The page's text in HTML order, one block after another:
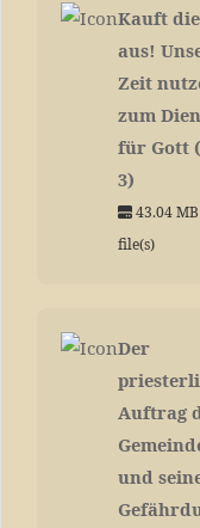
Kauft
aus!
Zeit
zum
für Gott
3)
43.04
file(s)
Der
Auftrag
und